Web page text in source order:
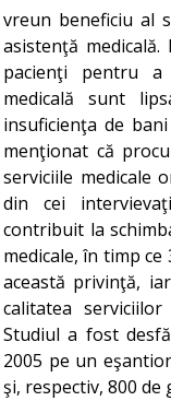
vreun beneficiu al
asistenţă
pacienţi pentru
medicală sunt
insuficienţa de
menţionat că
serviciile medicale
din cei
contribuit la
medicale, în timp
această privinţă,
calitatea
Studiul a fost
2005 pe un
şi, respectiv, 800